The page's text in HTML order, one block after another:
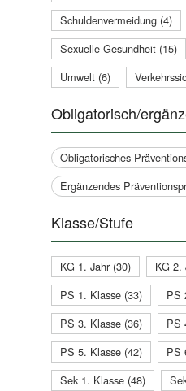
Schuldenvermeidung (4)
Sexuelle Gesundheit (15)
Umwelt (6)
Obligatorisch/
Obligatorisches
Ergänzendes
Klasse/Stufe
KG 1. Jahr (30)
KG 2.
PS 1. Klasse (33)
PS
PS 3. Klasse (36)
PS
PS 5. Klasse (42)
PS
Sek 1. Klasse (48)